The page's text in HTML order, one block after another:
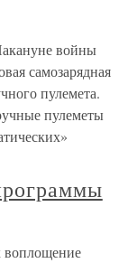
войны
самозарядная
пулемета.
пулеметы
воплощение